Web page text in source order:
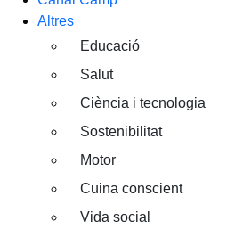
Altres
Educació
Salut
Ciència i tecnologia
Sostenibilitat
Motor
Cuina conscient
Vida social